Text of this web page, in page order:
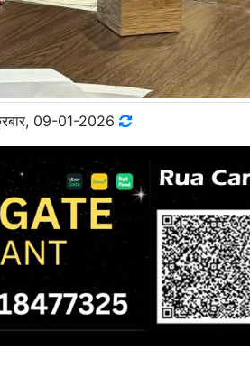
09-01-2026